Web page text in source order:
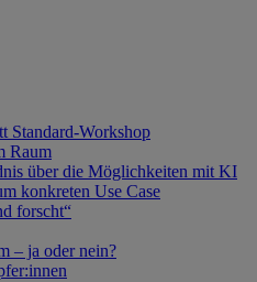
Standard-Workshop
Raum
über die Möglichkeiten mit KI
konkreten Use Case
forscht“
– ja oder nein?